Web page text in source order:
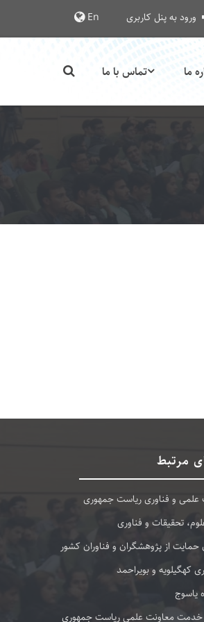
ورود به پنل کاربری En
ما تماس با ما
مرتبط
علمی و فناوری ریاست جمهوری
تحقیقات و فناوری
از پژوهشگران و فناوران کشور
کهگیلویه و بویراحمد
یاسوج
خدمت معاونت علمی ریاست جمهوری